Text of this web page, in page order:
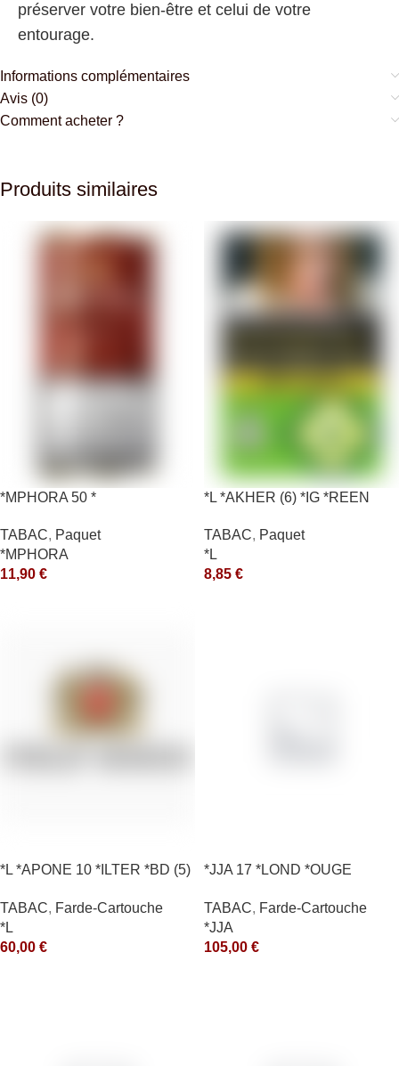
préserver votre bien-être et celui de votre
entourage.
Informations complémentaires
Avis (0)
Comment acheter ?
Produits similaires
*MPHORA 50 *
TABAC, Paquet
*MPHORA
11,90 €
*L *AKHER (6) *IG *REEN
TABAC, Paquet
*L
8,85 €
*L *APONE 10 *ILTER *BD (5)
TABAC, Farde-Cartouche
*L
60,00 €
*JJA 17 *LOND *OUGE
TABAC, Farde-Cartouche
*JJA
105,00 €